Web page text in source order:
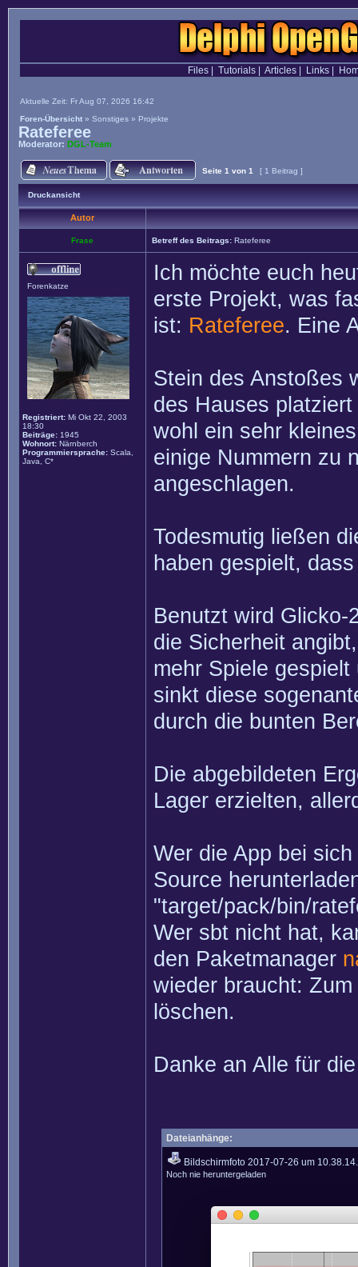
Files Tutorials Articles Links
Aktuelle Zeit: Fr Aug 07, 2026 16:42
Foren-Übersicht » Sonstiges » Projekte
Rateferee
Moderator: DGL-Team
Seite 1 von 1 [ 1 Beitrag ]
Druckansicht
Autor
Frase Betreff des Beitrags: Rateferee
Forenkatze
Registriert: Mi Okt 22, 2003
18:30
Beiträge: 1945
Wohnort: Närnberch
Programmiersprache: Scala,
Java, C*
Ich möchte euch
erste Projekt, was
ist: Rateferee. Eine
Stein des Anstoßes
des Hauses
wohl ein sehr
einige Nummern zu
angeschlagen.
Todesmutig ließen
haben gespielt,
Benutzt wird
die Sicherheit
mehr Spiele
sinkt diese
durch die bunten
Die abgebildeten
Lager erzielten,
Wer die App bei
Source
"target/pack/bin/
Wer sbt nicht hat,
den Paketmanager
wieder braucht:
löschen.
Danke an Alle für
Dateianhänge:
Bildschirmfoto 2017-07-26 um
Noch nie heruntergeladen